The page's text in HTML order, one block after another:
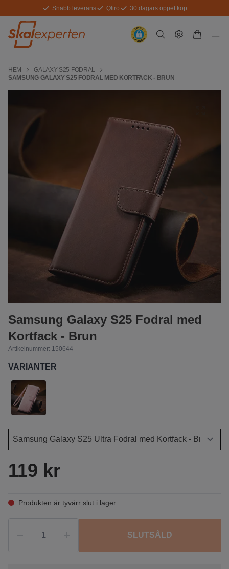
Snabb leverans Qliro 30 dagars öppet köp
HEM
GALAXY S25 FODRAL
SAMSUNG GALAXY S25 FODRAL MED KORTFACK - BRUN
Samsung Galaxy S25 Fodral med
Kortfack - Brun
Artikelnummer: 150644
VARIANTER
119 kr
Produkten är tyvärr slut i lager.
SLUTSÅLD